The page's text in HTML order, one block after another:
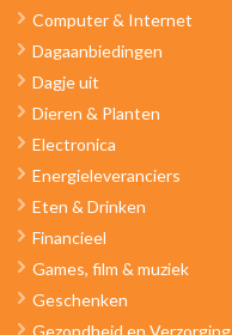
Computer & Internet
Dagaanbiedingen
Dagje uit
Dieren & Planten
Electronica
Energieleveranciers
Eten & Drinken
Financieel
Games, film & muziek
Geschenken
Gezondheid en Verzorging